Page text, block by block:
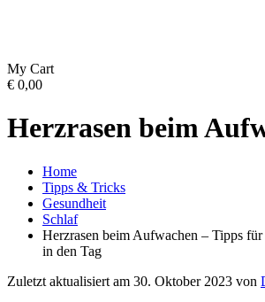
My Cart
€ 0,00
Herzrasen beim
Home
Tipps & Tricks
Gesundheit
Schlaf
Herzrasen beim Aufwachen – Tipps für
in den Tag
Zuletzt aktualisiert am 30. Oktober 2023 von